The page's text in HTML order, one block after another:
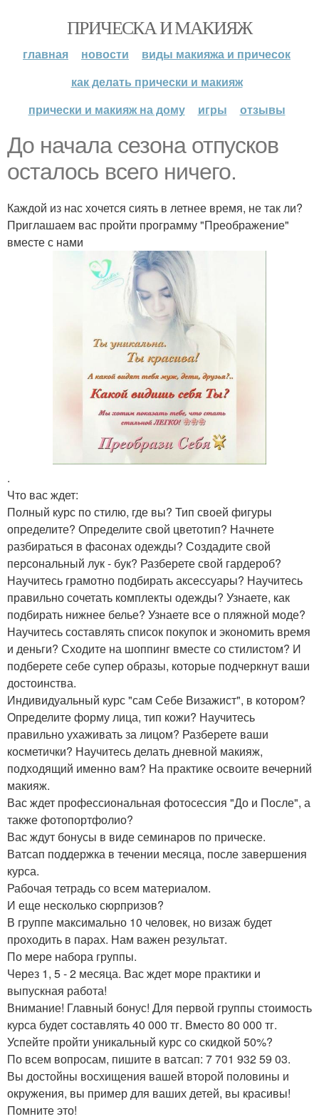
ПРИЧЕСКА И МАКИЯЖ
главная новости
виды макияжа и причесок
как делать прически и макияж
прически и макияж на дому
игры отзывы
До начала сезона отпусков
осталось всего ничего.
Каждой из нас хочется сиять в летнее время, не так ли?
Приглашаем вас пройти программу "Преображение"
вместе с нами
.
Что вас ждет:
Полный курс по стилю, где вы? Тип своей фигуры
определите? Определите свой цветотип? Начнете
разбираться в фасонах одежды? Создадите свой
персональный лук - бук? Разберете свой гардероб?
Научитесь грамотно подбирать аксессуары? Научитесь
правильно сочетать комплекты одежды? Узнаете, как
подбирать нижнее белье? Узнаете все о пляжной моде?
Научитесь составлять список покупок и экономить время
и деньги? Сходите на шоппинг вместе со стилистом? И
подберете себе супер образы, которые подчеркнут ваши
достоинства.
Индивидуальный курс "сам Себе Визажист", в котором?
Определите форму лица, тип кожи? Научитесь
правильно ухаживать за лицом? Разберете ваши
косметички? Научитесь делать дневной макияж,
подходящий именно вам? На практике освоите вечерний
макияж.
Вас ждет профессиональная фотосессия "До и После", а
также фотопортфолио?
Вас ждут бонусы в виде семинаров по прическе.
Ватсап поддержка в течении месяца, после завершения
курса.
Рабочая тетрадь со всем материалом.
И еще несколько сюрпризов?
В группе максимально 10 человек, но визаж будет
проходить в парах. Нам важен результат.
По мере набора группы.
Через 1, 5 - 2 месяца. Вас ждет море практики и
выпускная работа!
Внимание! Главный бонус! Для первой группы стоимость
курса будет составлять 40 000 тг. Вместо 80 000 тг.
Успейте пройти уникальный курс со скидкой 50%?
По всем вопросам, пишите в ватсап: 7 701 932 59 03.
Вы достойны восхищения вашей второй половины и
окружения, вы пример для ваших детей, вы красивы!
Помните это!